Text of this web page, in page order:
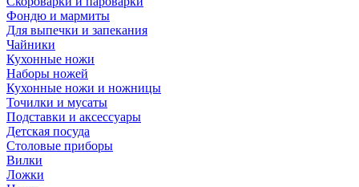
Фондю и мармиты
Для выпечки и запекания
Чайники
Кухонные ножи
Наборы ножей
Кухонные ножи и ножницы
Точилки и мусаты
Подставки и аксессуары
Детская посуда
Столовые приборы
Вилки
Ложки